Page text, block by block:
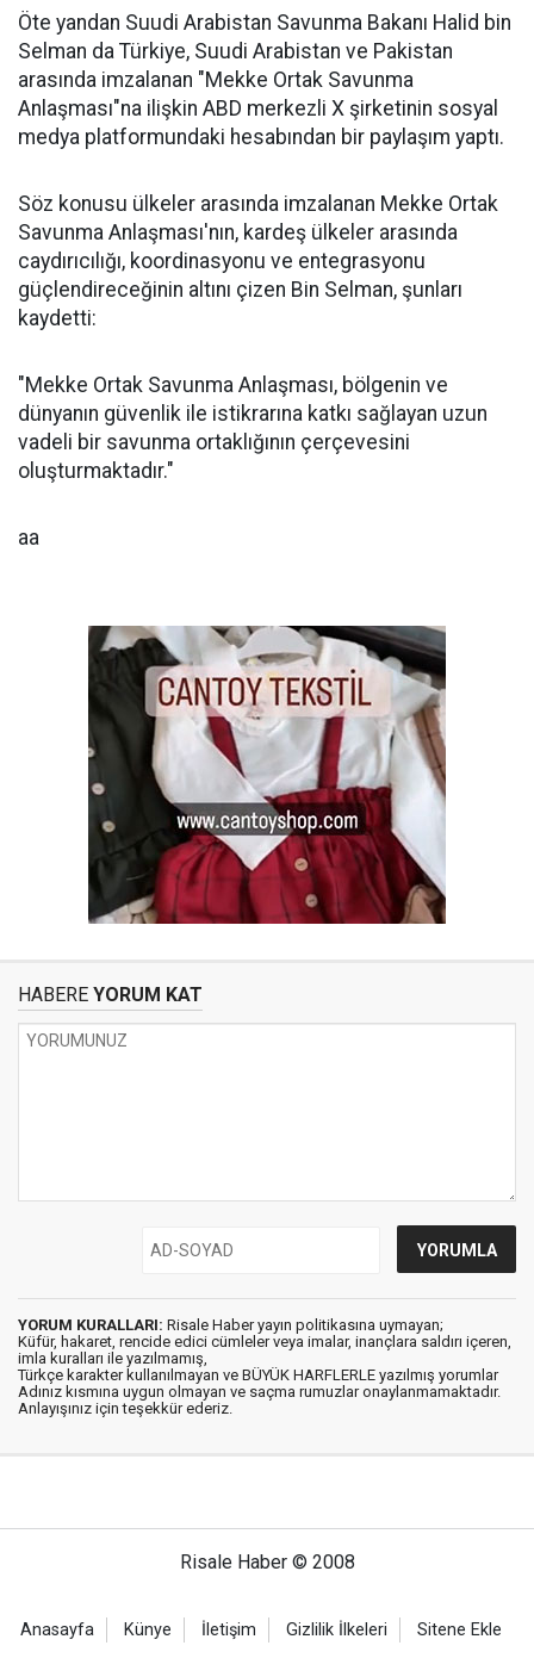
Öte yandan Suudi Arabistan Savunma Bakanı Halid bin
Selman da Türkiye, Suudi Arabistan ve Pakistan
arasında imzalanan "Mekke Ortak Savunma
Anlaşması"na ilişkin ABD merkezli X şirketinin sosyal
medya platformundaki hesabından bir paylaşım yaptı.
Söz konusu ülkeler arasında imzalanan Mekke Ortak
Savunma Anlaşması'nın, kardeş ülkeler arasında
caydırıcılığı, koordinasyonu ve entegrasyonu
güçlendireceğinin altını çizen Bin Selman, şunları
kaydetti:
"Mekke Ortak Savunma Anlaşması, bölgenin ve
dünyanın güvenlik ile istikrarına katkı sağlayan uzun
vadeli bir savunma ortaklığının çerçevesini
oluşturmaktadır."
aa
HABERE YORUM KAT
YORUM KURALLARI: Risale Haber yayın politikasına uymayan;
Küfür, hakaret, rencide edici cümleler veya imalar, inançlara saldırı içeren,
imla kuralları ile yazılmamış,
Türkçe karakter kullanılmayan ve BÜYÜK HARFLERLE yazılmış yorumlar
Adınız kısmına uygun olmayan ve saçma rumuzlar onaylanmamaktadır.
Anlayışınız için teşekkür ederiz.
Risale Haber © 2008
Anasayfa Künye İletişim Gizlilik İlkeleri Sitene Ekle